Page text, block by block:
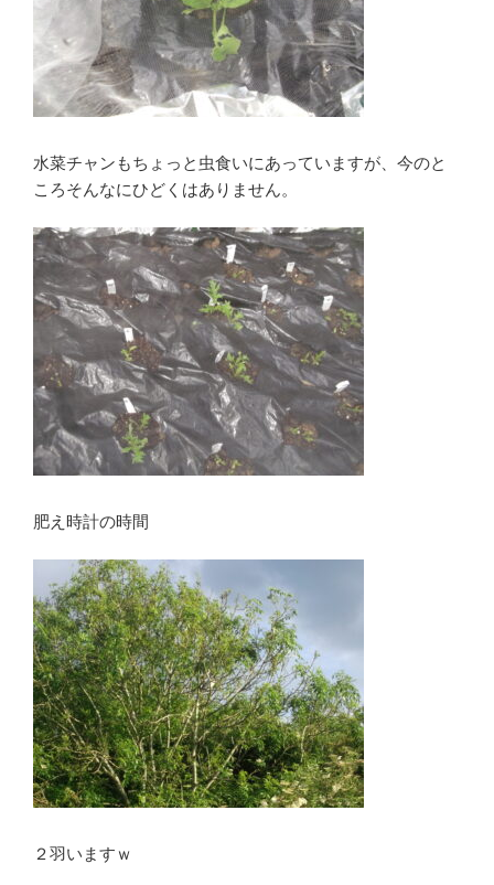
水菜チャンもちょっと虫食いにあっていますが、今のと
ころそんなにひどくはありません。
肥え時計の時間
２羽いますｗ